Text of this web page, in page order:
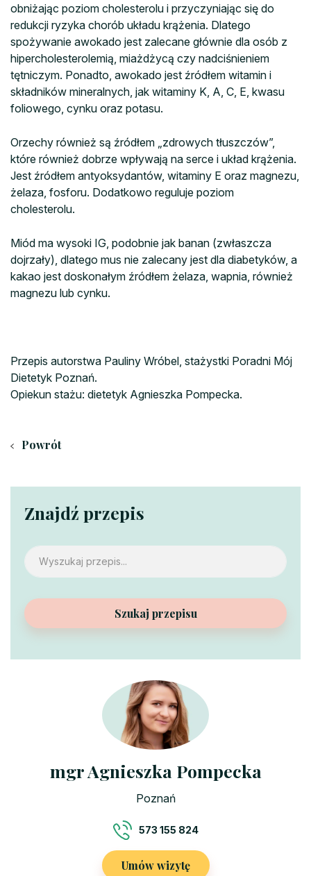
obniżając poziom cholesterolu i przyczyniając się do
redukcji ryzyka chorób układu krążenia. Dlatego
spożywanie awokado jest zalecane głównie dla osób z
hipercholesterolemią, miażdżycą czy nadciśnieniem
tętniczym. Ponadto, awokado jest źródłem witamin i
składników mineralnych, jak witaminy K, A, C, E, kwasu
foliowego, cynku oraz potasu.
Orzechy również są źródłem „zdrowych tłuszczów”,
które również dobrze wpływają na serce i układ krążenia.
Jest źródłem antyoksydantów, witaminy E oraz magnezu,
żelaza, fosforu. Dodatkowo reguluje poziom
cholesterolu.
Miód ma wysoki IG, podobnie jak banan (zwłaszcza
dojrzały), dlatego mus nie zalecany jest dla diabetyków, a
kakao jest doskonałym źródłem żelaza, wapnia, również
magnezu lub cynku.
Przepis autorstwa Pauliny Wróbel, stażystki Poradni Mój
Dietetyk Poznań.
Opiekun stażu: dietetyk Agnieszka Pompecka.
Powrót
Znajdź przepis
Szukaj przepisu
mgr Agnieszka Pompecka
Poznań
573 155 824
Umów wizytę